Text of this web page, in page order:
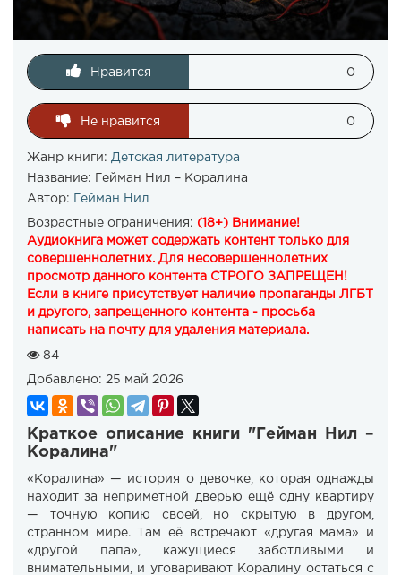
Нравится 0
Не нравится 0
Жанр книги: Детская литература
Название: Гейман Нил – Коралина
Автор:
Гейман Нил
Возрастные ограничения: (18+) Внимание!
Аудиокнига может содержать контент только для
совершеннолетних. Для несовершеннолетних
просмотр данного контента СТРОГО ЗАПРЕЩЕН!
Если в книге присутствует наличие пропаганды ЛГБТ
и другого, запрещенного контента - просьба
написать на почту для удаления материала.
84
Добавлено: 25 май 2026
Краткое описание книги "Гейман Нил –
Коралина"
«Коралина» — история о девочке, которая однажды
находит за неприметной дверью ещё одну квартиру
— точную копию своей, но скрытую в другом,
странном мире. Там её встречают «другая мама» и
«другой папа», кажущиеся заботливыми и
внимательными, и уговаривают Коралину остаться с